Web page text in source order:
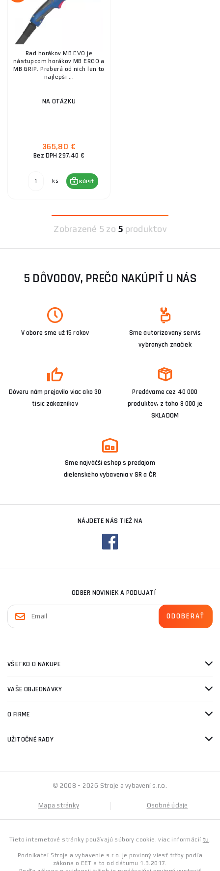
Rad horákov MB EVO je
nástupcom horákov MB ERGO a
MB GRIP. Preberá od nich len to
najlepši ...
NA OTÁZKU
365,80 €
Bez DPH 297,40 €
ks KÚPIŤ
Zobrazené 5 zo 5 produktov
5 DÔVODOV, PREČO NAKÚPIŤ U NÁS
V obore sme už 15 rokov
Sme autorizovaný servis
vybraných značiek
Dôveru nám prejavilo viac ako 30
tisíc zákazníkov
Predávame cez 40 000
produktov, z toho 8 000 je
SKLADOM
Sme najväčší eshop s predajom
dielenského vybavenia v SR a ČR
NÁJDETE NÁS TIEŽ NA
ODBER NOVINIEK A PODUJATÍ
VŠETKO O NÁKUPE
VAŠE OBJEDNÁVKY
O FIRME
UŽITOČNÉ RADY
© 2008 - 2026 Stroje a vybavení s.r.o.
Mapa stránky Osobné údaje
Tieto internetové stránky používajú súbory cookie. viac informácií tu .
Podnikateľ Stroje a vybavenie s.r.o. je povinný viesť tržby podľa
zákona o EET a to od dátumu 1.3.2017.